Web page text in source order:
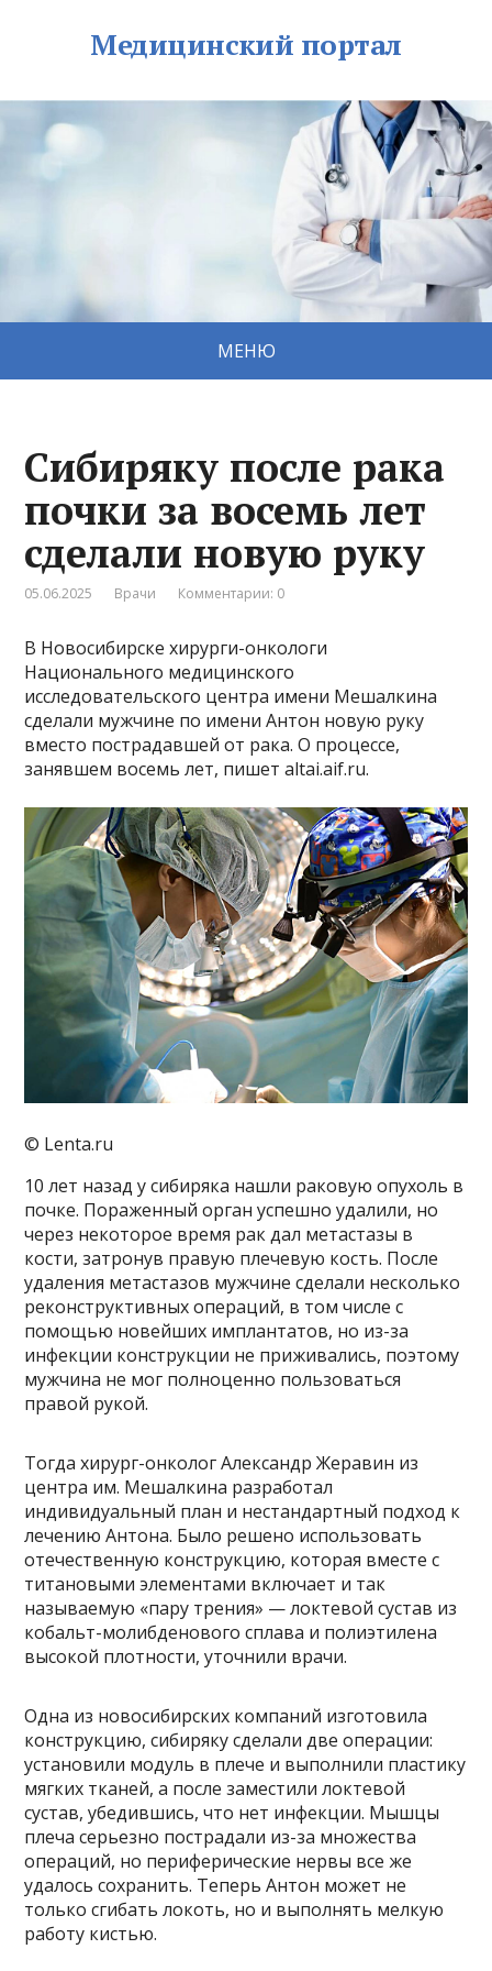
Медицинский портал
МЕНЮ
Сибиряку после рака
почки за восемь лет
сделали новую руку
05.06.2025 Врачи Комментарии: 0
В Новосибирске хирурги-онкологи
Национального медицинского
исследовательского центра имени Мешалкина
сделали мужчине по имени Антон новую руку
вместо пострадавшей от рака. О процессе,
занявшем восемь лет, пишет altai.aif.ru.
© Lenta.ru
10 лет назад у сибиряка нашли раковую опухоль в
почке. Пораженный орган успешно удалили, но
через некоторое время рак дал метастазы в
кости, затронув правую плечевую кость. После
удаления метастазов мужчине сделали несколько
реконструктивных операций, в том числе с
помощью новейших имплантатов, но из-за
инфекции конструкции не приживались, поэтому
мужчина не мог полноценно пользоваться
правой рукой.
Тогда хирург-онколог Александр Жеравин из
центра им. Мешалкина разработал
индивидуальный план и нестандартный подход к
лечению Антона. Было решено использовать
отечественную конструкцию, которая вместе с
титановыми элементами включает и так
называемую «пару трения» — локтевой сустав из
кобальт-молибденового сплава и полиэтилена
высокой плотности, уточнили врачи.
Одна из новосибирских компаний изготовила
конструкцию, сибиряку сделали две операции:
установили модуль в плече и выполнили пластику
мягких тканей, а после заместили локтевой
сустав, убедившись, что нет инфекции. Мышцы
плеча серьезно пострадали из-за множества
операций, но периферические нервы все же
удалось сохранить. Теперь Антон может не
только сгибать локоть, но и выполнять мелкую
работу кистью.